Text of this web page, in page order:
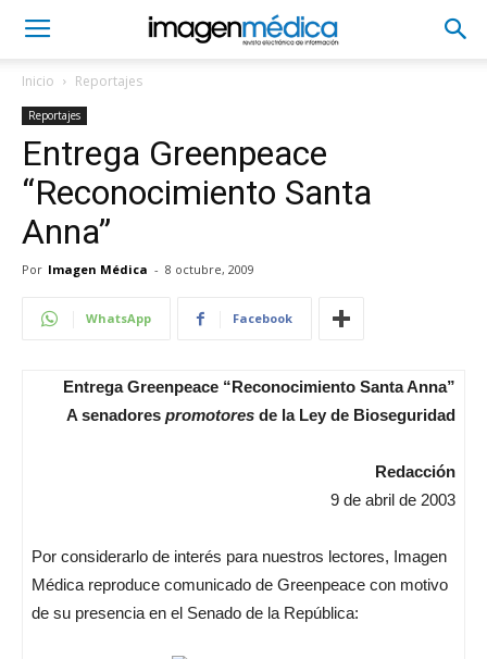
Inicio Reportajes
Reportajes
Entrega Greenpeace
“Reconocimiento Santa
Anna”
Por Imagen Médica - 8 octubre, 2009
WhatsApp Facebook
Entrega Greenpeace “Reconocimiento Santa Anna”
A senadores promotores de la Ley de Bioseguridad
Redacción
9 de abril de 2003
Por considerarlo de interés para nuestros lectores, Imagen
Médica reproduce comunicado de Greenpeace con motivo
de su presencia en el Senado de la República: